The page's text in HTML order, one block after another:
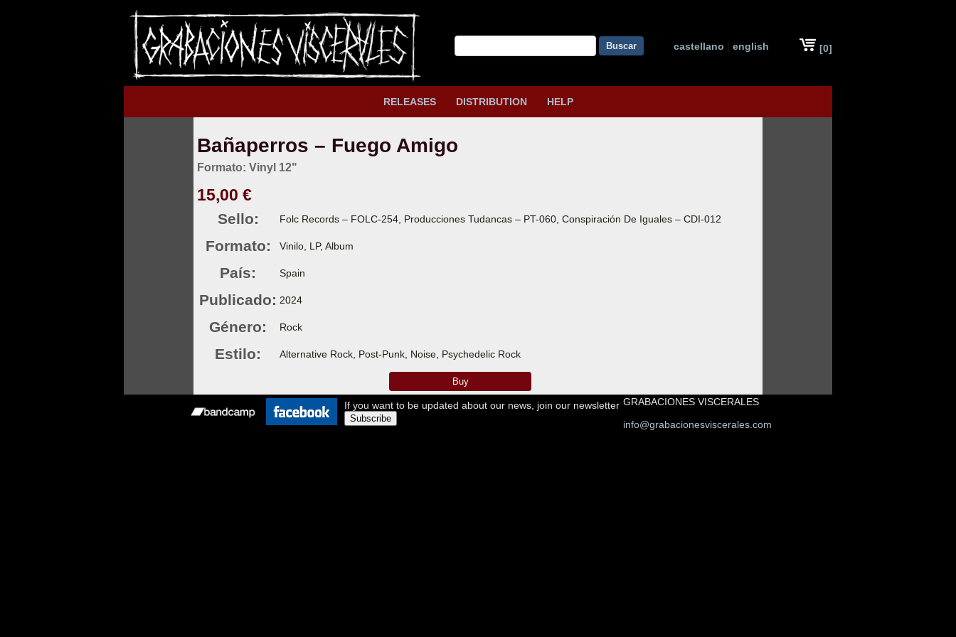
Buscar castellano | english [0]
RELEASES DISTRIBUTION HELP
Bañaperros – Fuego Amigo
Formato: Vinyl 12"
15,00 €
Sello: Folc Records – FOLC-254, Producciones Tudancas – PT-060, Conspiración De Iguales – CDI-012
Formato: Vinilo, LP, Album
País: Spain
Publicado: 2024
Género: Rock
Estilo: Alternative Rock, Post-Punk, Noise, Psychedelic Rock
Buy
If you want to be updated about our news, join our newsletter
Subscribe
GRABACIONES VISCERALES
info@grabacionesviscerales.com